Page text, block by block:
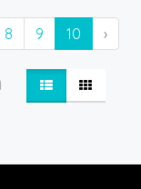
8 9 10 ›